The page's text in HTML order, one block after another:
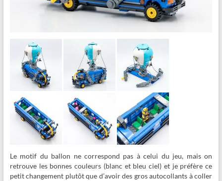
Le motif du ballon ne correspond pas à celui du jeu, mais on
retrouve les bonnes couleurs (blanc et bleu ciel) et je préfère ce
petit changement plutôt que d’avoir des gros autocollants à coller